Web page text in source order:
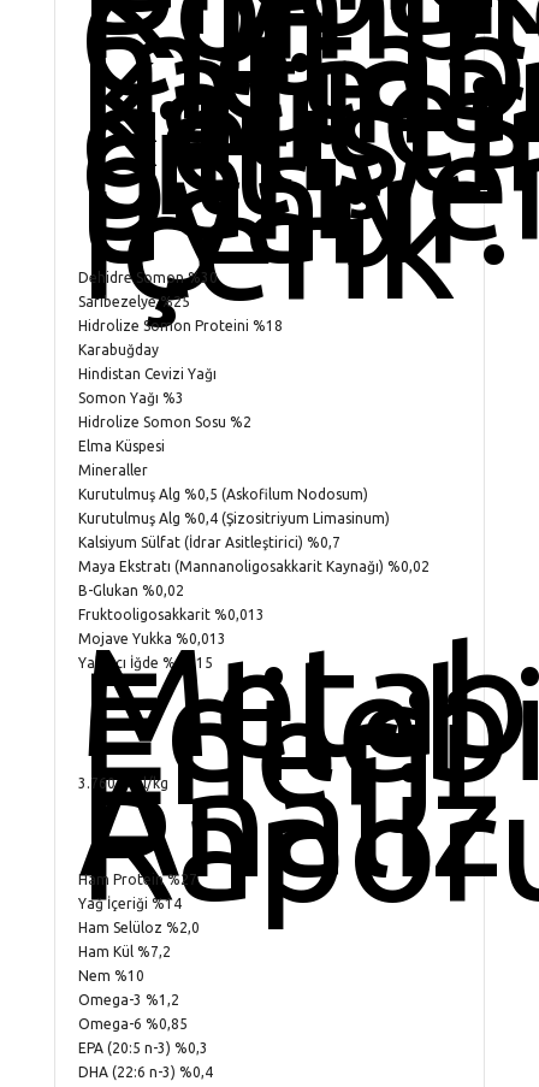
Cilt
cilt
uyarır.
İçerik
Dehidre Somon %30
Sarıbezelye %25
Hidrolize Somon Proteini %18
Karabuğday
Hindistan Cevizi Yağı
Somon Yağı %3
Hidrolize Somon Sosu %2
Elma Küspesi
Mineraller
Kurutulmuş Alg %0,5 (Askofilum Nodosum)
Kurutulmuş Alg %0,4 (Şizositriyum Limasinum)
Kalsiyum Sülfat (İdrar Asitleştirici) %0,7
Maya Ekstratı (Mannanoligosakkarit Kaynağı) %0,02
B-Glukan %0,02
Fruktooligosakkarit %0,013
Mojave Yukka %0,013
Yalancı İğde %0,015
Enerji
3.760 kCal/kg
Analiz
Ham Protein %27
Yağ İçeriği %14
Ham Selüloz %2,0
Ham Kül %7,2
Nem %10
Omega-3 %1,2
Omega-6 %0,85
EPA (20:5 n-3) %0,3
DHA (22:6 n-3) %0,4